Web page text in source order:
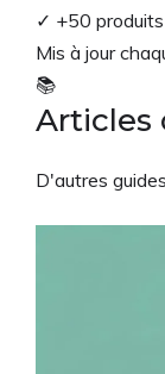
✓ +50
Mis à jour
📚
Articles
D'autres